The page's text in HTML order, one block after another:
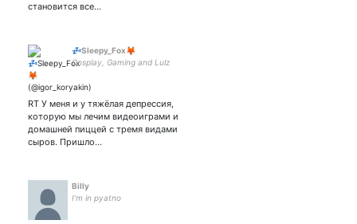
становится все…
💤Sleepy_Fox🦊
Cosplay, Gaming and Lulz
RT У меня и у тяжёлая депрессия,
которую мы лечим видеоиграми и
домашней пиццей с тремя видами
сыров. Пришло…
Billy
I’m in pyatno